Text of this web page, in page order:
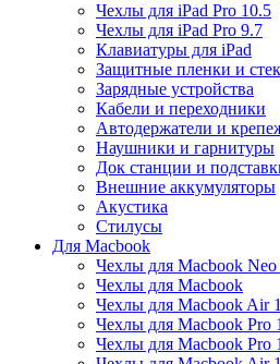
Чехлы для iPad Pro 10.5
Чехлы для iPad Pro 9.7
Клавиатуры для iPad
Защитные пленки и
Зарядные устройства
Кабели и переходники
Автодержатели и
Наушники и гарнитуры
Док станции и
Внешние аккумуляторы
Акустика
Стилусы
Для Macbook
Чехлы для Macbook Neo
Чехлы для Macbook
Чехлы для Macbook Air
Чехлы для Macbook Pro
Чехлы для Macbook Pro